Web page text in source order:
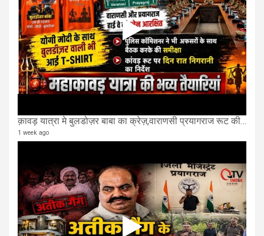
क़ावड़ यात्रा मे बुलडोज़र बाबा का क्रेज़,वाराणसी प्रयागराज रूट की एक लेन खाली की गई.
1 week ago